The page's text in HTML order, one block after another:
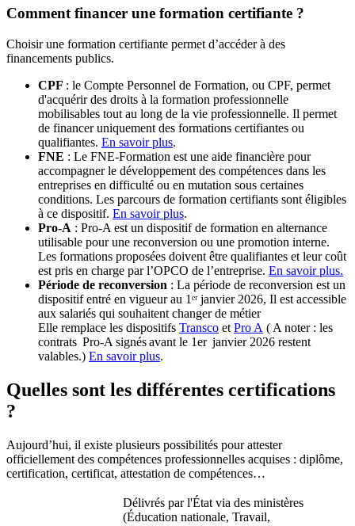
Comment financer une formation certifiante ?
Choisir une formation certifiante permet d’accéder à des
financements publics.
CPF : le Compte Personnel de Formation, ou CPF, permet
d'acquérir des droits à la formation professionnelle
mobilisables tout au long de la vie professionnelle. Il permet
de financer uniquement des formations certifiantes ou
qualifiantes. En savoir plus.
FNE : Le FNE-Formation est une aide financière pour
accompagner le développement des compétences dans les
entreprises en difficulté ou en mutation sous certaines
conditions. Les parcours de formation certifiants sont éligibles
à ce dispositif. En savoir plus.
Pro-A : Pro-A est un dispositif de formation en alternance
utilisable pour une reconversion ou une promotion interne.
Les formations proposées doivent être qualifiantes et leur coût
est pris en charge par l’OPCO de l’entreprise. En savoir plus.
Période de reconversion : La période de reconversion est un
dispositif entré en vigueur au 1ᵉʳ janvier 2026, Il est accessible
aux salariés qui souhaitent changer de métier
Elle remplace les dispositifs Transco et Pro A ( A noter : les
contrats Pro-A signés avant le 1er janvier 2026 restent
valables.) En savoir plus.
Quelles sont les différentes certifications
?
Aujourd’hui, il existe plusieurs possibilités pour attester
officiellement des compétences professionnelles acquises : diplôme,
certification, certificat, attestation de compétences…
Délivrés par l'État via des ministères
(Éducation nationale, Travail,